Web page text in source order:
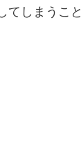
てしまうこと